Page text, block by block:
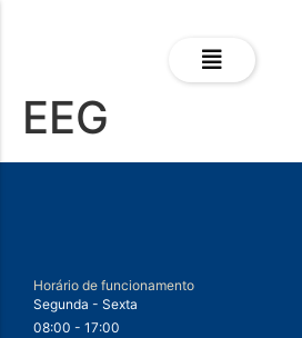
EEG
Horário de funcionamento
Segunda - Sexta
08:00 - 17:00